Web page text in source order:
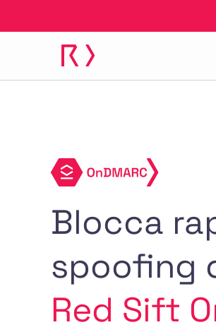
Blocca
spoofing
Red Sift